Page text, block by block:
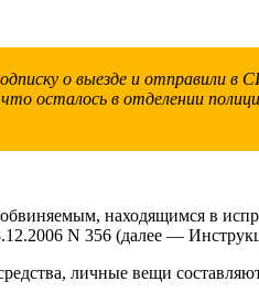
о выезде и отправили в
осталось в отделении
находящимся в
N 356 (далее —
личные вещи